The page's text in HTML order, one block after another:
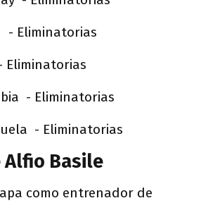
- Eliminatorias
Eliminatorias
- Eliminatorias
- Eliminatorias
Alfio Basile
como entrenador de